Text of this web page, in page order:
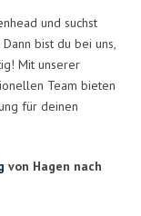
und suchst
bist du bei uns,
Mit unserer
Team bieten
für deinen
von Hagen nach